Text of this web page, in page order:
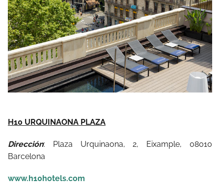
H10 URQUINAONA PLAZA
Dirección: Plaza Urquinaona, 2, Eixample, 08010
Barcelona
www.h10hotels.com